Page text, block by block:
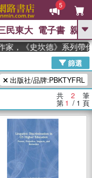
5
GO
高希均教授回憶錄
、 父親節 、 如果歷
、 暑期推薦 、 國際布克
錄 、 方念華 、 台灣的李
數學女孩：黎曼猜想 、
經
民東大 電子書 親子
，《史坎德》系列帶
篩選
出版社/品牌:PBKTYFRL
共 2 筆
第 1 / 1 頁